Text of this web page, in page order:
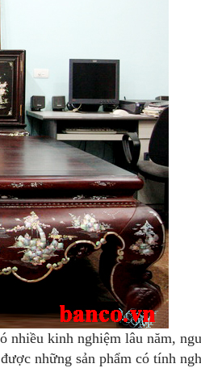
nhiều kinh nghiệm lâu năm,
những sản phẩm có tính